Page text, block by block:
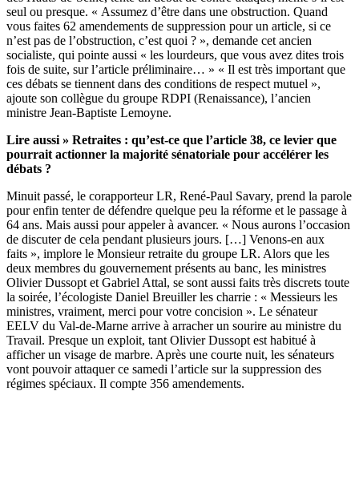
seul ou presque. « Assumez d’être dans une obstruction. Quand
vous faites 62 amendements de suppression pour un article, si ce
n’est pas de l’obstruction, c’est quoi ? », demande cet ancien
socialiste, qui pointe aussi « les lourdeurs, que vous avez dites trois
fois de suite, sur l’article préliminaire… » « Il est très important que
ces débats se tiennent dans des conditions de respect mutuel »,
ajoute son collègue du groupe RDPI (Renaissance), l’ancien
ministre Jean-Baptiste Lemoyne.
Lire aussi » Retraites : qu’est-ce que l’article 38, ce levier que
pourrait actionner la majorité sénatoriale pour accélérer les
débats ?
Minuit passé, le corapporteur LR, René-Paul Savary, prend la parole
pour enfin tenter de défendre quelque peu la réforme et le passage à
64 ans. Mais aussi pour appeler à avancer. « Nous aurons l’occasion
de discuter de cela pendant plusieurs jours. […] Venons-en aux
faits », implore le Monsieur retraite du groupe LR. Alors que les
deux membres du gouvernement présents au banc, les ministres
Olivier Dussopt et Gabriel Attal, se sont aussi faits très discrets toute
la soirée, l’écologiste Daniel Breuiller les charrie : « Messieurs les
ministres, vraiment, merci pour votre concision ». Le sénateur
EELV du Val-de-Marne arrive à arracher un sourire au ministre du
Travail. Presque un exploit, tant Olivier Dussopt est habitué à
afficher un visage de marbre. Après une courte nuit, les sénateurs
vont pouvoir attaquer ce samedi l’article sur la suppression des
régimes spéciaux. Il compte 356 amendements.